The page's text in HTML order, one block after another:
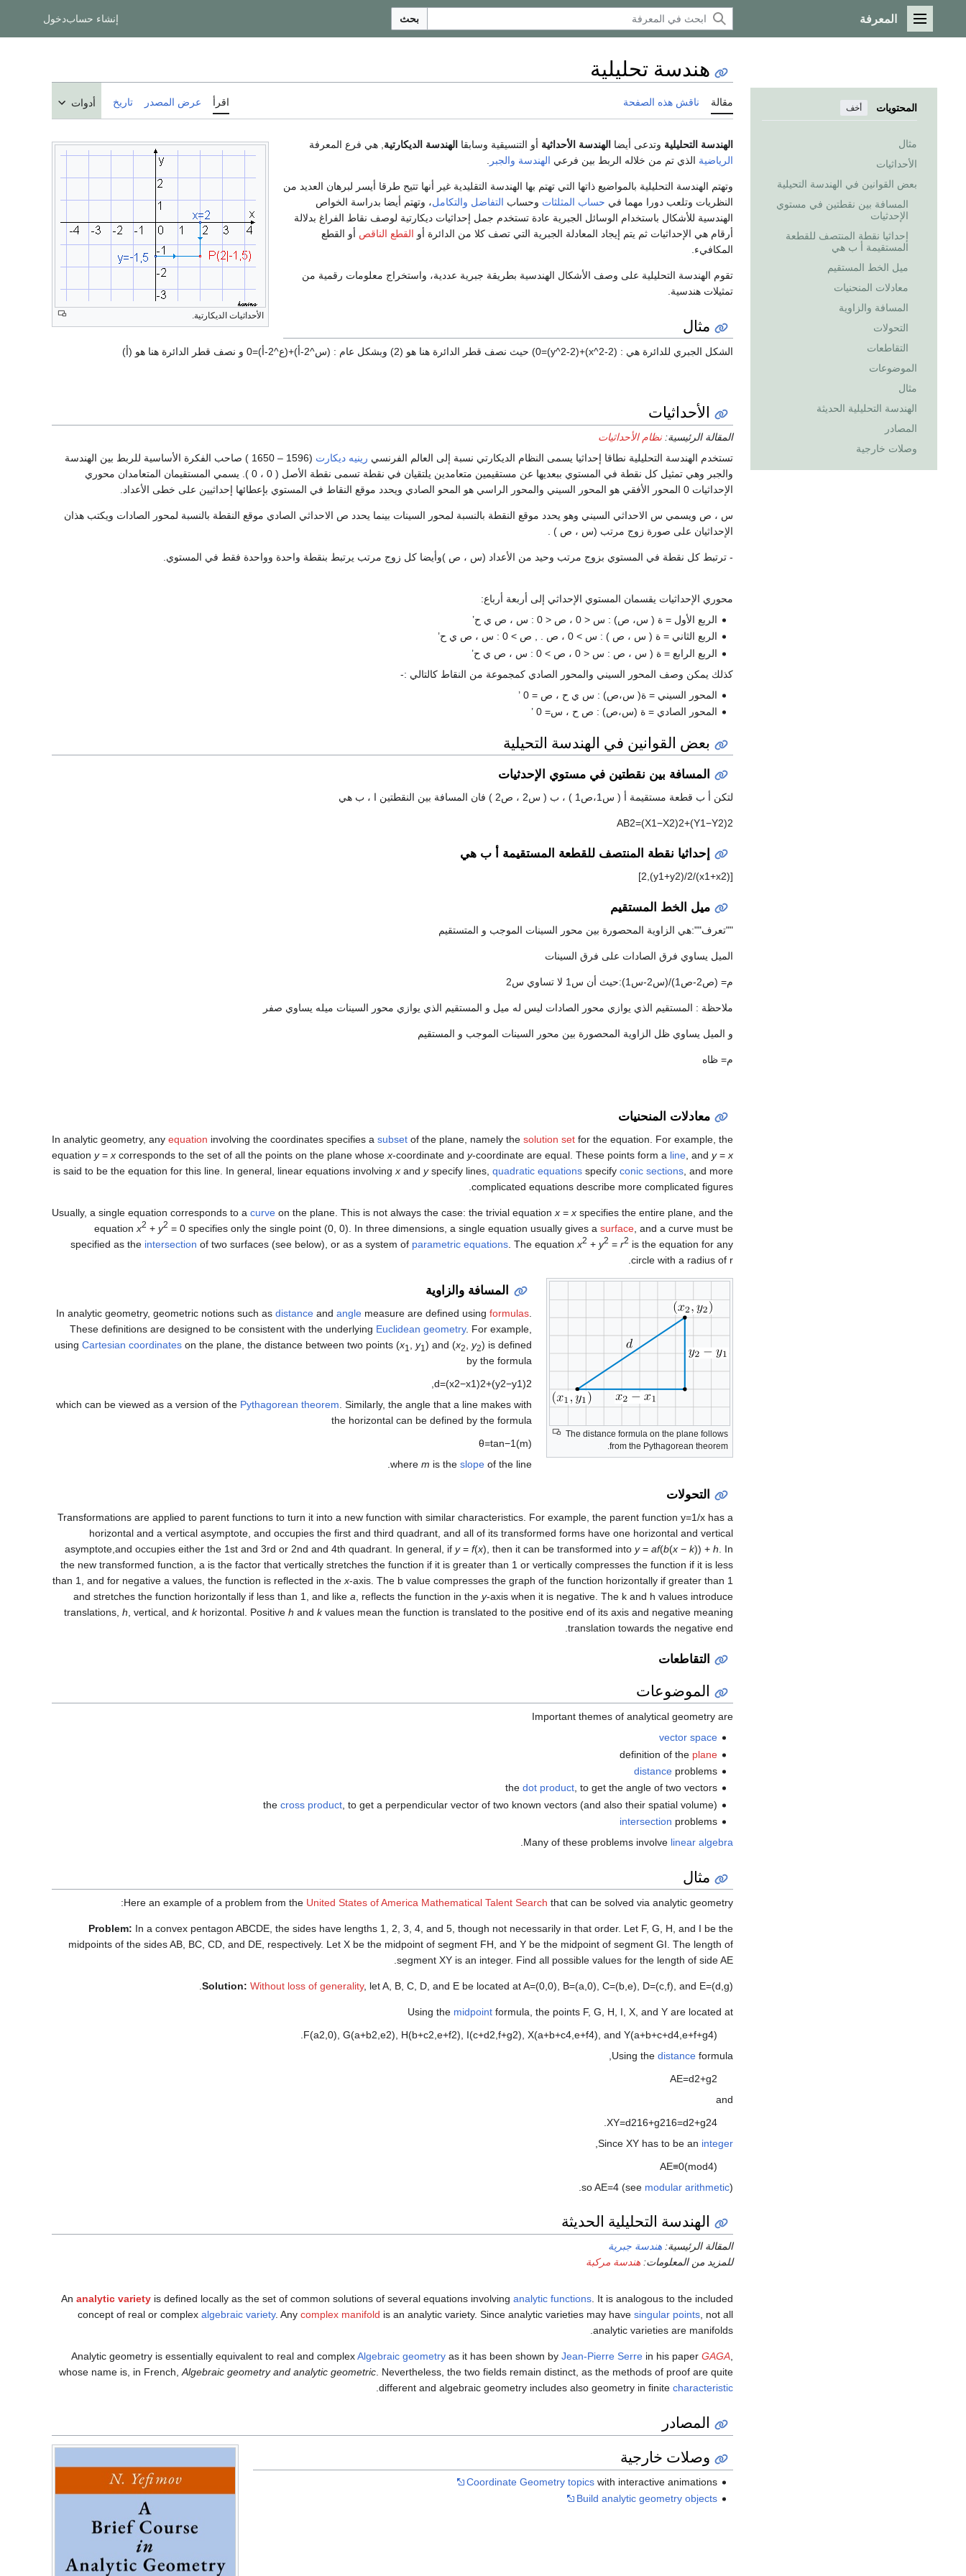
القائمة الرئيسية
المعرفة بحث إنشاء حسابدخول
المحتويات أخف
مثال
الأحداثيات
بعض القوانين في الهندسة التحيلية
المسافة بين نقطتين في مستوي
الإحدثيات
إحداثيا نقطة المنتصف للقطعة
المستقيمة أ ب هي
ميل الخط المستقيم
معادلات المنحنيات
المسافة والزاوية
التحولات
التقاطعات
الموضوعات
مثال
الهندسة التحليلية الحديثة
المصادر
وصلات خارجية
هندسة تحليلية
مقالة ناقش هذه الصفحة اقرأ عرض المصدر تاريخ أدوات
الأحداثيات الديكارتية.
الهندسة التحليلية وتدعى أيضا الهندسة الأحداثية أو التنسيقية وسابقا الهندسة الديكارتية , هي فرع المعرفة
الرياضية الذي تم من خلاله الربط بين فرعي الهندسة والجبر
وتهتم الهندسة التحليلية بالمواضيع ذاتها التي تهتم بها الهندسة التقليدية غير أنها تتيح طرقا أيسر لبرهان العديد من
النظريات وتلعب دورا مهما في حساب المثلثات وحساب التفاضل والتكامل، وتهتم أيضا بدراسة الخواص
الهندسية للأشكال باستخدام الوسائل الجبرية عادة تستخدم جمل إحداثيات ديكارتية لوصف نقاط الفراغ بدلالة
أرقام هي الإحداثيات ثم يتم إيجاد المعادلة الجبرية التي تصف كلا من الدائرة أو القطع الناقص أو القطع
المكافيء.
تقوم الهندسة التحليلية على وصف الأشكال الهندسية بطريقة جبرية عددية، واستخراج معلومات رقمية من
تمثيلات هندسية.
مثال
الشكل الجبري للدائرة هي : (x^2-2)+(y^2-2)=0) حيث نصف قطر الدائرة هنا هو (2) وبشكل عام : (س^2-أ)+(ع^2-أ)=0 و نصف قطر الدائرة هنا هو (أ)
الأحداثيات
المقالة الرئيسية:نظام الأحداثيات
تستخدم الهندسة التحليلية نطاقا إحداثيا يسمى النظام الديكارتي نسبة إلى العالم الفرنسي رينيه ديكارت
(1596 – 1650 ) صاحب الفكرة الأساسية للربط بين الهندسة
والجبر وهي تمثيل كل نقطة في المستوي ببعديها عن مستقيمين متعامدين يلتقيان في نقطة تسمى نقطة الأصل ( 0 ، 0 ). يسمي المستقيمان المتعامدان محوري
الإحداثيات 0 المحور الأفقي هو المحور السيني والمحور الراسي هو المحو الصادي ويحدد موقع النقاط في المستوي بإعطائها إحداثيين على خطى الأعداد.
س ، ص ويسمي س الاحداثي السيني وهو يحدد موقع النقطة بالنسبة لمحور السينات بينما يحدد ص الاحداثي الصادي موقع النقطة بالنسبة لمحور الصادات ويكتب هذان
الإحداثيان على صورة زوج مرتب (س ، ص ) .
- ترتبط كل نقطة في المستوي بزوج مرتب وحيد من الأعداد (س ، ص )وأيضا كل زوج مرتب يرتبط بنقطة واحدة وواحدة فقط في المستوي.
محوري الإحداثيات يقسمان المستوي الإحداثي إلى أربعة أرباع:
الربع الأول = ة ( س، ص) : س < 0 ، ص < 0 : س ، ص ي ح’
الربع الثاني = ة ( س ، ص ) : س > 0 ، ص . , ص > 0 : س ، ص ي ح’
الربع الرابع = ة ( س ، ص : س < 0 ، ص > 0 : س ، ص ي ح’
كذلك يمكن وصف المحور السيني والمحور الصادي كمجموعة من النقاط كالتالي :-
المحور السيني = ة( س،ص) : س ي ح ، ص = 0 ’
المحور الصادي = ة (س،ص) : ص ح ، س= 0 ’
بعض القوانين في الهندسة التحيلية
المسافة بين نقطتين في مستوي الإحدثيات
لتكن أ ب قطعة مستقيمة أ ( س1،ص1 ) ، ب ( س2 ، ص2 ) فان المسافة بين النقطتين ا ، ب هي
AB2=(X1−X2)2+(Y1−Y2)2
إحداثيا نقطة المنتصف للقطعة المستقيمة أ ب هي
[
(
x1+x2
)
/
2,(y1+y2)/2
]
ميل الخط المستقيم
""تعرف"":هي الزاوية المحصورة بين محور السينات الموجب و المتستقيم
الميل يساوي فرق الصادات على فرق السينات
م= (ص2-ص1)/(س2-س1):حيث أن س1 لا تساوي س2
ملاحظة : المستقيم الذي يوازي محور الصادات ليس له ميل و المستقيم الذي يوازي محور السينات ميله يساوي صفر
و الميل يساوي ظل الزاوية المحصورة بين محور السينات الموجب و المستقيم
م= ظاه
معادلات المنحنيات
In analytic geometry, any equation involving the coordinates specifies a subset of the plane, namely the solution set for the equation. For example, the
equation y= x corresponds to the set of all the points on the plane whose x-coordinate and y-coordinate are equal. These points form a line , and y= x
is said to be the equation for this line. In general, linear equations involving x and yspecify lines, quadratic equations specify conic sections , and more
complicated equations describe more complicated figures.
Usually, a single equation corresponds to a curve on the plane. This is not always the case: the trivial equation x = x specifies the entire plane, and the
equation x2 + y2 = 0 specifies only the single point (0, 0). In three dimensions, a single equation usually gives a surface , and a curve must be
specified as the intersection of two surfaces (see below), or as a system of parametric equations . The equation x2 + y2 = r2 is the equation for any
circle with a radius of r.
The distance formula on the plane follows
from the Pythagorean theorem.
المسافة والزاوية
In analytic geometry, geometric notions such asdistance andangle measure are defined usingformulas
These definitions are designed to be consistent with the underlying Euclidean geometry. For example,
usingCartesian coordinates on the plane, the distance between two points (x1 ,y1) and (x2 ,y2) is defined
by the formula
d=(x2−x1)2+(y2−y1)2
,
which can be viewed as a version of the Pythagorean theorem . Similarly, the angle that a line makes with
the horizontal can be defined by the formula
θ=tan−1(m)
wherem is theslope of the line.
التحولات
Transformations are applied to parent functions to turn it into a new function with similar characteristics. For example, the parent function y=1/x has a
horizontal and a vertical asymptote, and occupies the first and third quadrant, and all of its transformed forms have one horizontal and vertical
asymptote,and occupies either the 1st and 3rd or 2nd and 4th quadrant. In general, if y= f(x), then it can be transformed into y= af(b(x − k)) + h. In
the new transformed function, a is the factor that vertically stretches the function if it is greater than 1 or vertically compresses the function if it is less
than 1, and for negative a values, the function is reflected in thex-axis. The b value compresses the graph of the function horizontally if greater than 1
and stretches the function horizontally if less than 1, and like a, reflects the function in the y-axis when it is negative. The k and h values introduce
translations, h, vertical, and khorizontal. Positive h and kvalues mean the function is translated to the positive end of its axis and negative meaning
translation towards the negative end.
التقاطعات
الموضوعات
Important themes of analytical geometry are
vector space
definition of the plane
distanceproblems
the dot product, to get the angle of two vectors
the cross product, to get a perpendicular vector of two known vectors (and also their spatial volume)
intersection problems
Many of these problems involve linear algebra
مثال
Here an example of a problem from the United States of America Mathematical Talent Search that can be solved via analytic geometry:
Problem: In a convex pentagon ABCDE, the sides have lengths 1, 2, 3, 4, and 5, though not necessarily in that order. Let F, G, H, and I be the
midpoints of the sidesAB, BC, CD, and DE, respectively. Let X be the midpoint of segment FH, and Y be the midpoint of segment GI. The length of
segment XY is an integer. Find all possible values for the length of sideAE
.
Solution: Without loss of generality, letA, B, C, D, and E be located atA=(0,0), B=(a,0), C=(b,e), D=(c,f), and E=(d,g)
.
Using the midpoint formula, the points F, G, H, I, X, and Y are located at
F(a2,0), G(a+b2,e2), H(b+c2,e+f2), I(c+d2,f+g2), X(a+b+c4,e+f4), and Y(a+b+c+d4,e+f+g4)
.
Using the distance formula,
AE=d2+g2
and
XY=d216+g216=d2+g24
Since XY has to be an integer
AE≡0(mod4)
(see
modular arithmetic
) so
AE=4
الهندسة التحليلية الحديثة
المقالة الرئيسية: هندسة جبرية
للمزيد من المعلومات: هندسة مركبة
An analytic variety is defined locally as the set of common solutions of several equations involving analytic functions . It is analogous to the included
concept of real or complex algebraic variety. Any complex manifold is an analytic variety. Since analytic varieties may have singular points , not all
analytic varieties are manifolds.
Analytic geometry is essentially equivalent to real and complexAlgebraic geometry as it has been shown by Jean-Pierre Serre in his paper GAGA
whose name is, in French, Algebraic geometry and analytic geometric . Nevertheless, the two fields remain distinct, as the methods of proof are quite
different and algebraic geometry includes also geometry in finite characteristic
المصادر
وصلات خارجية
Coordinate Geometry topicswith interactive animations
Build analytic geometry objects